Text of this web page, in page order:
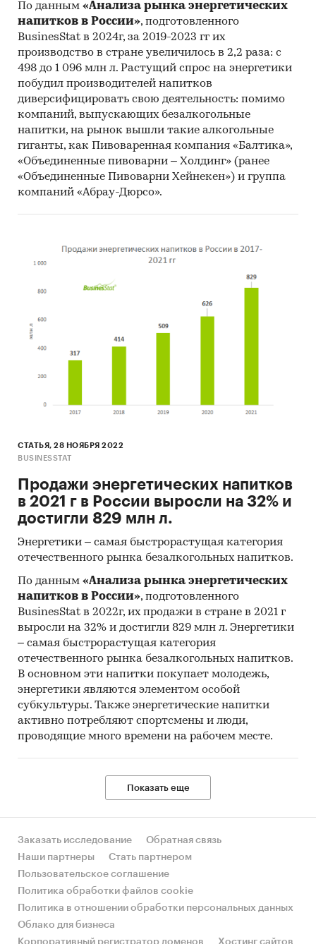
По данным «Анализа рынка энергетических
напитков в России», подготовленного
BusinesStat в 2024г, за 2019-2023 гг их
производство в стране увеличилось в 2,2 раза: с
498 до 1 096 млн л. Растущий спрос на энергетики
побудил производителей напитков
диверсифицировать свою деятельность: помимо
компаний, выпускающих безалкогольные
напитки, на рынок вышли такие алкогольные
гиганты, как Пивоваренная компания «Балтика»,
«Объединенные пивоварни – Холдинг» (ранее
«Объединенные Пивоварни Хейнекен») и группа
компаний «Абрау-Дюрсо».
СТАТЬЯ, 28 НОЯБРЯ 2022
BUSINESSTAT
Продажи энергетических напитков
в 2021 г в России выросли на 32% и
достигли 829 млн л.
Энергетики – самая быстрорастущая категория
отечественного рынка безалкогольных напитков.
По данным «Анализа рынка энергетических
напитков в России», подготовленного
BusinesStat в 2022г, их продажи в стране в 2021 г
выросли на 32% и достигли 829 млн л. Энергетики
– самая быстрорастущая категория
отечественного рынка безалкогольных напитков.
В основном эти напитки покупает молодежь,
энергетики являются элементом особой
субкультуры. Также энергетические напитки
активно потребляют спортсмены и люди,
проводящие много времени на рабочем месте.
Показать еще
Заказать исследование
Обратная связь
Наши партнеры
Стать партнером
Пользовательское соглашение
Политика обработки файлов cookie
Политика в отношении обработки персональных данных
Облако для бизнеса
Корпоративный регистратор доменов
Хостинг сайтов